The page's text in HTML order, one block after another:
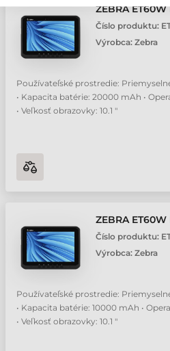
ZEBRA ET60W
Číslo produktu:
Výrobca: Zebra
Používateľské prostredie:
• Kapacita batérie: 20000 mAh •
• Veľkosť obrazovky: 10.1 "
ZEBRA ET60W
Číslo produktu:
Výrobca: Zebra
Používateľské prostredie:
• Kapacita batérie: 10000 mAh •
• Veľkosť obrazovky: 10.1 "